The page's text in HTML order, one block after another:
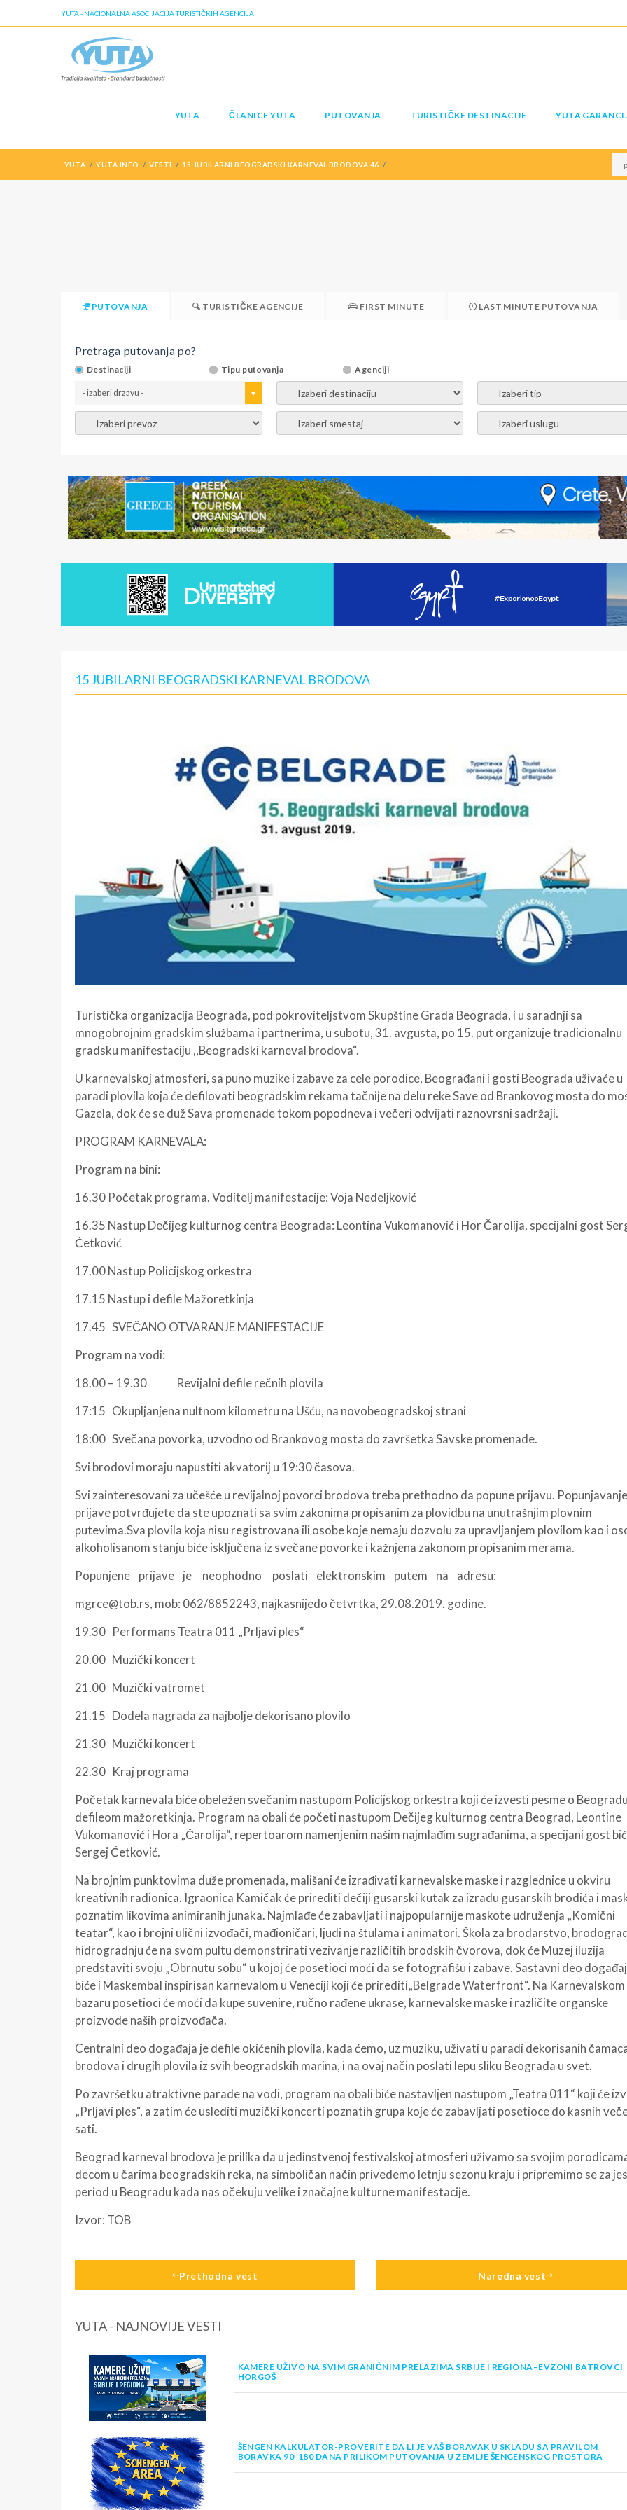
YUTA - NACIONALNA ASOCIJACIJA TURISTIČKIH AGENCIJA
YUTA ČLANICE YUTA PUTOVANJA TURISTIČKE DESTINACIJE YUTA
YUTA YUTA INFO VESTI 15 JUBILARNI BEOGRADSKI KARNEVAL BRODOVA 46
PUTOVANJA TURISTIČKE AGENCIJE FIRST MINUTE LAST MINUTE PUTOVANJA
Pretraga putovanja po?
Destinaciji Tipu putovanja Agenciji
- izaberi drzavu - - izaberi destinaciju - - izaberi tip -
- izaberi prevoz - - Izaberite smestaj - - Izaberite uslugu -
15 JUBILARNI BEOGRADSKI KARNEVAL BRODOVA
Turistička organizacija Beograda, pod pokroviteljstvom Skupštine Grada Beograda, i u saradnji sa
mnogobrojnim gradskim službama i partnerima, u subotu, 31. avgusta, po 15. put organizuje tradicionalnu
gradsku manifestaciju ,,Beogradski karneval brodova“.
U karnevalskoj atmosferi, sa puno muzike i zabave za cele porodice, Beograđani i gosti Beograda uživaće u
paradi plovila koja će defilovati beogradskim rekama tačnije na delu reke Save od Brankovog mosta do
Gazela, dok će se duž Sava promenade tokom popodneva i večeri odvijati raznovrsni sadržaji.
PROGRAM KARNEVALA:
Program na bini:
16.30 Početak programa. Voditelj manifestacije: Voja Nedeljković
16.35 Nastup Dečijeg kulturnog centra Beograda: Leontina Vukomanović i Hor Čarolija, specijalni gost
Ćetković
17.00 Nastup Policijskog orkestra
17.15 Nastup i defile Mažoretkinja
17.45 SVEČANO OTVARANJE MANIFESTACIJE
Program na vodi:
18.00 – 19.30 Revijalni defile rečnih plovila
17:15 Okupljanjena nultnom kilometru na Ušću, na novobeogradskoj strani
18:00 Svečana povorka, uzvodno od Brankovog mosta do završetka Savske promenade.
Svi brodovi moraju napustiti akvatorij u 19:30 časova.
Svi zainteresovani za učešće u revijalnoj povorci brodova treba prethodno da popune prijavu.
prijave potvrđujete da ste upoznati sa svim zakonima propisanim za plovidbu na unutrašnjim plovnim
putevima.Sva plovila koja nisu registrovana ili osobe koje nemaju dozvolu za upravljanjem plovilom kao i
alkoholisanom stanju biće isključena iz svečane povorke i kažnjena zakonom propisanim merama.
Popunjene prijave je neophodno poslati elektronskim putem na adresu:
mgrce@tob.rs, mob: 062/8852243, najkasnijedo četvrtka, 29.08.2019. godine.
19.30 Performans Teatra 011 „Prljavi ples“
20.00 Muzički koncert
21.00 Muzički vatromet
21.15 Dodela nagrada za najbolje dekorisano plovilo
21.30 Muzički koncert
22.30 Kraj programa
Početak karnevala biće obeležen svečanim nastupom Policijskog orkestra koji će izvesti pesme o
defileom mažoretkinja. Program na obali će početi nastupom Dečijeg kulturnog centra Beograd, Leontine
Vukomanović i Hora „Čarolija“, repertoarom namenjenim našim najmlađim sugrađanima, a specijani gost
Sergej Ćetković.
Na brojnim punktovima duže promenada, mališani će izrađivati karnevalske maske i razglednice u okviru
kreativnih radionica. Igraonica Kamičak će prirediti dečiji gusarski kutak za izradu gusarskih brodića i
poznatim likovima animiranih junaka. Najmlađe će zabavljati i najpopularnije maskote udruženja „Komični
teatar“, kao i brojni ulični izvođači, mađioničari, ljudi na štulama i animatori. Škola za brodarstvo,
hidrogradnju će na svom pultu demonstrirati vezivanje različitih brodskih čvorova, dok će Muzej iluzija
predstaviti svoju „Obrnutu sobu“ u kojoj će posetioci moći da se fotografišu i zabave. Sastavni deo
biće i Maskembal inspirisan karnevalom u Veneciji koji će prirediti„Belgrade Waterfront“. Na Karnevalskom
bazaru posetioci će moći da kupe suvenire, ručno rađene ukrase, karnevalske maske i različite organske
proizvode naših proizvođača.
Centralni deo događaja je defile okićenih plovila, kada ćemo, uz muziku, uživati u paradi dekorisanih
brodova i drugih plovila iz svih beogradskih marina, i na ovaj način poslati lepu sliku Beograda u svet.
Po završetku atraktivne parade na vodi, program na obali biće nastavljen nastupom „Teatra 011“ koji će
„Prljavi ples“, a zatim će uslediti muzički koncerti poznatih grupa koje će zabavljati posetioce do kasnih
sati.
Beograd karneval brodova je prilika da u jedinstvenoj festivalskoj atmosferi uživamo sa svojim
decom u čarima beogradskih reka, na simboličan način privedemo letnju sezonu kraju i pripremimo se za
period u Beogradu kada nas očekuju velike i značajne kulturne manifestacije.
Izvor: TOB
Prethodna vest Naredna vest
YUTA - NAJNOVIJE VESTI
KAMERE UŽIVO NA SVIM GRANIČNIM PRELAZIMA SRBIJE I REGIONA–EVZONI BATROVCI
HORGOŠ
ŠENGEN KALKULATOR-PROVERITE DA LI JE VAŠ BORAVAK U SKLADU SA PRAVILOM
BORAVKA 90-180 DANA PRILIKOM PUTOVANJA U ZEMLJE ŠENGENSKOG PROSTORA